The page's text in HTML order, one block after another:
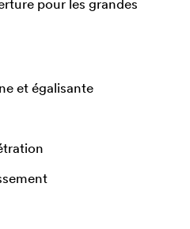
pour les grandes
et égalisante